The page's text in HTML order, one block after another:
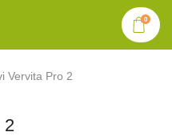
0
Vervita Pro 2
2